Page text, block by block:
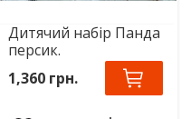
Дитячий набір Панда
персик.
1,360 грн.